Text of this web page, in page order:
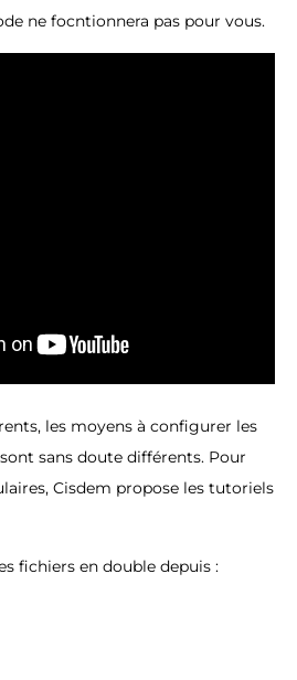
ne focntionnera pas pour vous.
les moyens à configurer les
sans doute différents. Pour
Cisdem propose les tutoriels
fichiers en double depuis :